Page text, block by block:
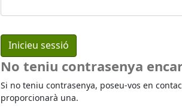
No teniu contrasenya
Si no teniu contrasenya, poseu-vos en
proporcionarà una.